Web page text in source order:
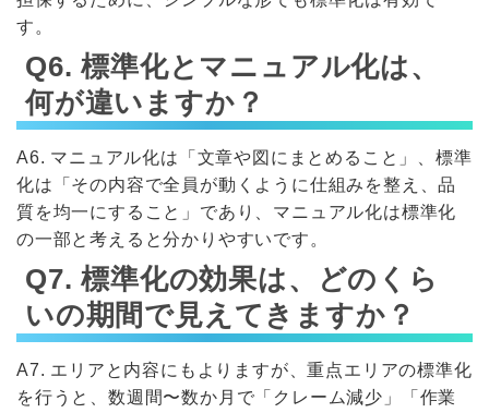
す。
Q6. 標準化とマニュアル化は、
何が違いますか？
A6. マニュアル化は「文章や図にまとめること」、標準
化は「その内容で全員が動くように仕組みを整え、品
質を均一にすること」であり、マニュアル化は標準化
の一部と考えると分かりやすいです。
Q7. 標準化の効果は、どのくら
いの期間で見えてきますか？
A7. エリアと内容にもよりますが、重点エリアの標準化
を行うと、数週間〜数か月で「クレーム減少」「作業